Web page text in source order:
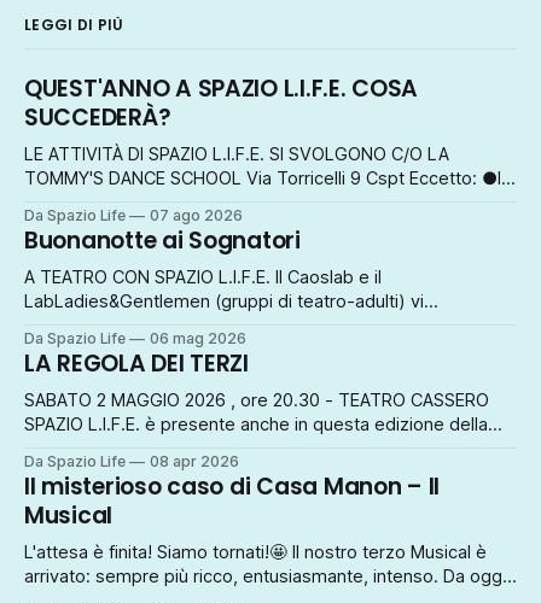
LEGGI DI PIÙ
QUEST'ANNO A SPAZIO L.I.F.E. COSA
SUCCEDERÀ?
LE ATTIVITÀ DI SPAZIO L.I.F.E. SI SVOLGONO C/O LA
TOMMY'S DANCE SCHOOL Via Torricelli 9 Cspt Eccetto: ●le
Piazzetta Giovanni XXIII Cspt ●le giornate di formazione
Da Spazio Life 07 ago 2026
Buonanotte ai Sognatori
A TEATRO CON SPAZIO L.I.F.E. Il Caoslab e il
LabLadies&Gentlemen (gruppi di teatro-adulti) vi
MERCOLEDÌ 13 MAGGIO ORE 21 TEATRO PEDAGNA IMOLA
Ingresso ad offerta libera
Da Spazio Life 06 mag 2026
LA REGOLA DEI TERZI
SABATO 2 MAGGIO 2026 , ore 20.30 - TEATRO CASSERO
SPAZIO L.I.F.E. è presente anche in questa edizione della
invitato la Compagnia dell'Eclissi che porta in scena il
pluripremiato testo di Marco De Simone. Uno spettacolo
emozionante, vibrante, imperdibile.
Da Spazio Life 08 apr 2026
Il misterioso caso di Casa Manon – Il
Musical
L'attesa è finita! Siamo tornati!🤩 Il nostro terzo Musical è
arrivato: sempre più ricco, entusiasmante, intenso. Da oggi